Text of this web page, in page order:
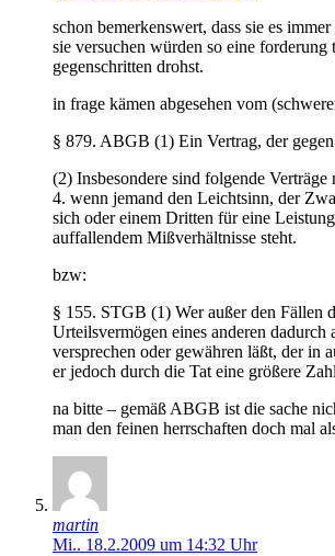
schon bemerkenswert, dass sie es
sie versuchen würden so eine
gegenschritten drohst.
in frage kämen abgesehen vom
§ 879. ABGB (1) Ein Vertrag, der
(2) Insbesondere sind folgende
4. wenn jemand den Leichtsinn, der
sich oder einem Dritten für eine
auffallendem Mißverhältnisse steht.
bzw:
§ 155. STGB (1) Wer außer den Fällen
Urteilsvermögen eines anderen
versprechen oder gewähren läßt, der in
er jedoch durch die Tat eine größere
na bitte – gemäß ABGB ist die sache
man den feinen herrschaften doch mal
martin
Mi.. 18.2.2009 um 14:32 Uhr